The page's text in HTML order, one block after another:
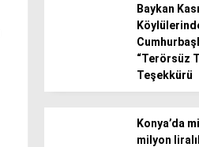
Baykan
“Terörsüz
Teşekkürü
Konya’da
milyon